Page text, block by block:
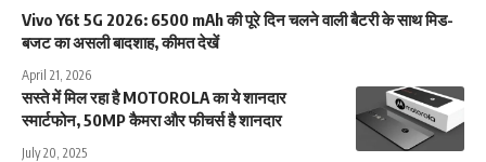
Vivo Y6t 5G 2026: 6500 mAh की पूरे दिन चलने वाली बैटरी के साथ मिड-
बजट का असली बादशाह, कीमत देखें
April 21, 2026
सस्ते में मिल रहा है MOTOROLA का ये शानदार
स्मार्टफोन, 50MP कैमरा और फीचर्स है शानदार
July 20, 2025